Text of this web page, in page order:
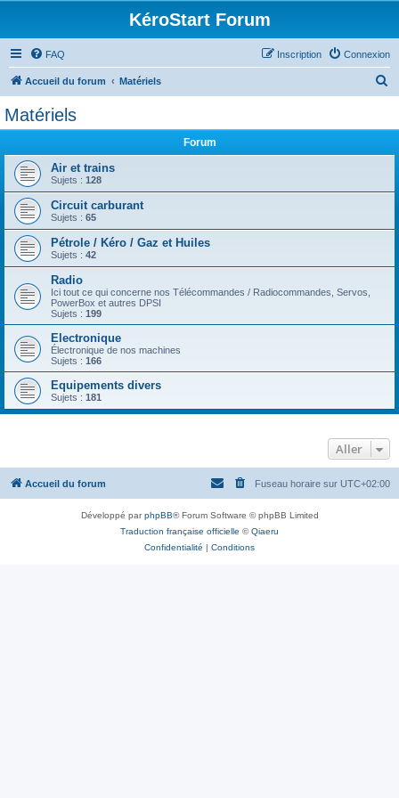
KéroStart Forum
FAQ Connexion
Inscription
Accueil du forum Matériels
h
Matériels
Forum
Air et trains
Sujets : 128
Circuit carburant
Sujets : 65
Pétrole / Kéro / Gaz et Huiles
Sujets : 42
Radio
Ici tout ce qui concerne nos Télécommandes / Radiocommandes, Servos,
PowerBox et autres DPSI
Sujets : 199
Electronique
Électronique de nos machines
Sujets : 166
Equipements divers
Sujets : 181
Aller
Accueil du forum Fuseau horaire sur UTC+02:00
Développé parphpBB® Forum Software © phpBB Limited
Traduction française officielle ©Qiaeru
Confidentialité | Conditions